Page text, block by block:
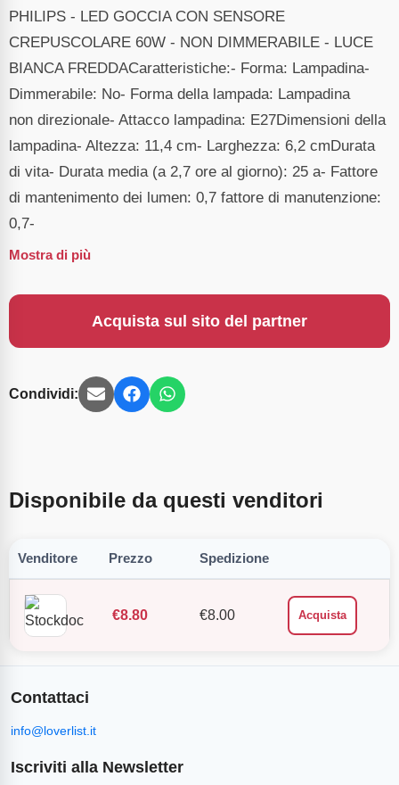
PHILIPS - LED GOCCIA CON SENSORE
CREPUSCOLARE 60W - NON DIMMERABILE - LUCE
BIANCA FREDDACaratteristiche:- Forma: Lampadina-
Dimmerabile: No- Forma della lampada: Lampadina
non direzionale- Attacco lampadina: E27Dimensioni della
lampadina- Altezza: 11,4 cm- Larghezza: 6,2 cmDurata
di vita- Durata media (a 2,7 ore al giorno): 25 a- Fattore
di mantenimento dei lumen: 0,7 fattore di manutenzione:
0,7-
Mostra di più
Acquista sul sito del partner
Condividi:
Disponibile da questi venditori
Venditore Prezzo Spedizione
€8.80 €8.00 Acquista
Contattaci
info@loverlist.it
Iscriviti alla Newsletter